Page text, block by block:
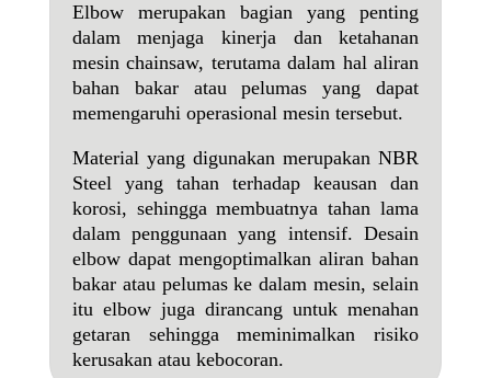
Elbow merupakan bagian yang penting
dalam menjaga kinerja dan ketahanan
mesin chainsaw, terutama dalam hal aliran
bahan bakar atau pelumas yang dapat
memengaruhi operasional mesin tersebut.
Material yang digunakan merupakan NBR
Steel yang tahan terhadap keausan dan
korosi, sehingga membuatnya tahan lama
dalam penggunaan yang intensif. Desain
elbow dapat mengoptimalkan aliran bahan
bakar atau pelumas ke dalam mesin, selain
itu elbow juga dirancang untuk menahan
getaran sehingga meminimalkan risiko
kerusakan atau kebocoran.